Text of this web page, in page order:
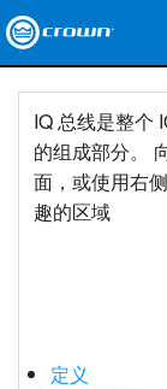
产品
应用领域
网络音频传输
IQ 总线是整个
的组成部分。
面，或使用右
趣的区域
定义